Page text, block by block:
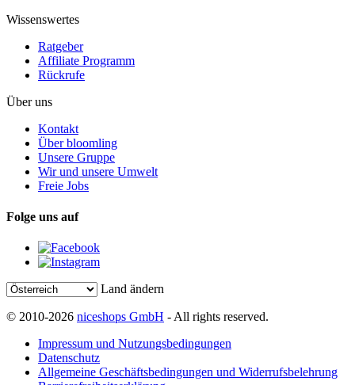
Wissenswertes
Ratgeber
Affiliate Programm
Rückrufe
Über uns
Kontakt
Über bloomling
Unsere Gruppe
Wir und unsere Umwelt
Freie Jobs
Folge uns auf
Land ändern
© 2010-2026 niceshops GmbH - All rights reserved.
Impressum und Nutzungsbedingungen
Datenschutz
Allgemeine Geschäftsbedingungen und Widerrufsbelehrung